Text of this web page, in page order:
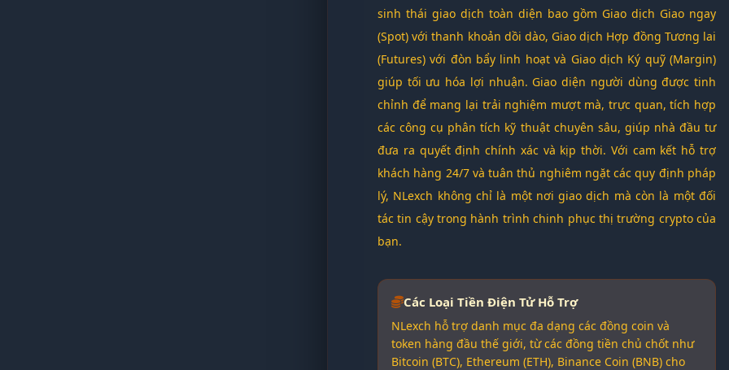
sinh thái giao dịch toàn diện bao gồm Giao dịch Giao ngay
(Spot) với thanh khoản dồi dào, Giao dịch Hợp đồng Tương lai
(Futures) với đòn bẩy linh hoạt và Giao dịch Ký quỹ (Margin)
giúp tối ưu hóa lợi nhuận. Giao diện người dùng được tinh
chỉnh để mang lại trải nghiệm mượt mà, trực quan, tích hợp
các công cụ phân tích kỹ thuật chuyên sâu, giúp nhà đầu tư
đưa ra quyết định chính xác và kịp thời. Với cam kết hỗ trợ
khách hàng 24/7 và tuân thủ nghiêm ngặt các quy định pháp
lý, NLexch không chỉ là một nơi giao dịch mà còn là một đối
tác tin cậy trong hành trình chinh phục thị trường crypto của
bạn.
Các Loại Tiền Điện Tử Hỗ Trợ
NLexch hỗ trợ danh mục đa dạng các đồng coin và
token hàng đầu thế giới, từ các đồng tiền chủ chốt như
Bitcoin (BTC), Ethereum (ETH), Binance Coin (BNB) cho